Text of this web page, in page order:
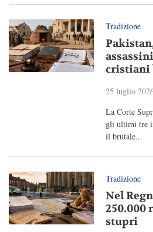
Tradizione
cristiani
25 luglio
La Corte
gli ultimi tre
il brutale...
Tradizione
Nel
250.000
stupri